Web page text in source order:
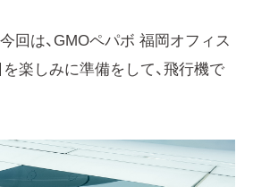
回は、GMOペパボ 福岡オフィス
楽しみに準備をして、飛行機で